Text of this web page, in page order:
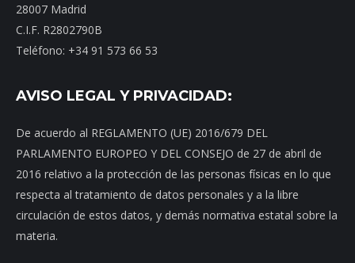
28007 Madrid
C.I.F. R2802790B
Teléfono: +34 91 573 66 53
AVISO LEGAL Y PRIVACIDAD:
De acuerdo al REGLAMENTO (UE) 2016/679 DEL
PARLAMENTO EUROPEO Y DEL CONSEJO de 27 de abril de
2016 relativo a la protección de las personas físicas en lo que
respecta al tratamiento de datos personales y a la libre
circulación de estos datos, y demás normativa estatal sobre la
materia.